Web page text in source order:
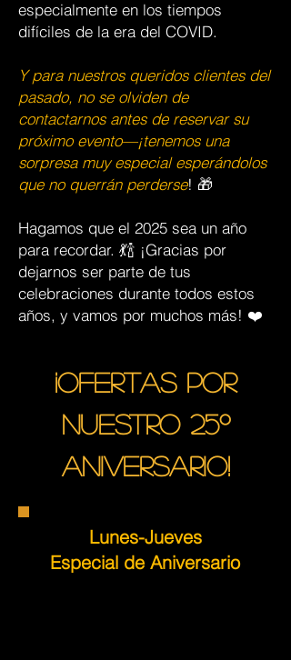
especialmente en los tiempos
difíciles de la era del COVID.
Y para nuestros queridos clientes del
pasado, no se olviden de
contactarnos antes de reservar su
próximo evento—¡tenemos una
sorpresa muy especial esperándolos
que no querrán perderse! 🎁
Hagamos que el 2025 sea un año
para recordar. 💃🍾 ¡Gracias por
dejarnos ser parte de tus
celebraciones durante todos estos
años, y vamos por muchos más! ❤️
¡Ofertas por
nuestro 25º
aniversario!
Lunes-Jueves
Especial de Aniversario